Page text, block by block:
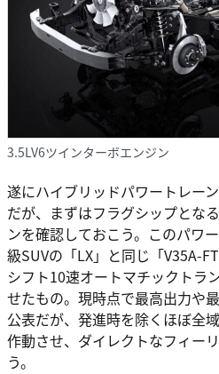
3.5LV6ツインターボエンジン
遂にハイブリッドパワートレー
だが、まずはフラグシップとな
ンを確認しておこう。このパワ
級SUVの「LX」と同じ「V35A-
シフト10速オートマチックトラ
せたもの。現時点で最高出力や
公表だが、発進時を除くほぼ全
作動させ、ダイレクトなフィー
う。